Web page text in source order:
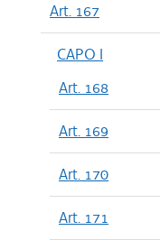
Art. 167
CAPO I
Art. 168
Art. 169
Art. 170
Art. 171